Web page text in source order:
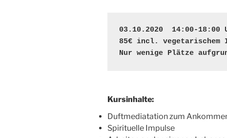
03.10.2020  14:00-18:00
85€ incl. vegetarischem
Nur wenige Plätze
Kursinhalte:
Duftmediatation zum
Spirituelle Impulse